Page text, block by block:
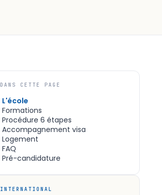
DANS CETTE PAGE
L'école
Formations
Procédure 6 étapes
Accompagnement visa
Logement
FAQ
Pré-candidature
INTERNATIONAL